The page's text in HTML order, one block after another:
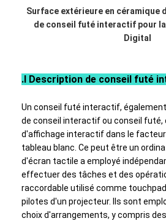
Contact
nouvelles
Tous les cas
Blog
Parlez Maintenant.
Surface extérieure en céramique
de conseil futé interactif pour
Digital
.Ⅰ Description de conseil futé
Un conseil futé interactif,
de conseil interactif ou conseil futé,
d'affichage interactif dans le
tableau blanc. Ce peut être un
d'écran tactile a employé
effectuer des tâches et des
raccordable utilisé comme
pilotes d'un projecteur. Ils sont
choix d'arrangements, y compris